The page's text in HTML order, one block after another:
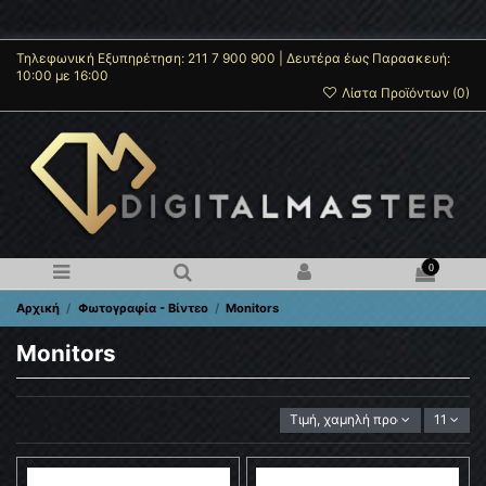
Τηλεφωνική Εξυπηρέτηση: 211 7 900 900 | Δευτέρα έως Παρασκευή:
10:00 με 16:00
Λίστα Προϊόντων (0)
0
Αρχική Φωτογραφία - Βίντεο Monitors
Monitors
Τιμή, χαμηλή προς υψηλή
11